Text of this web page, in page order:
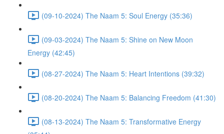
(09-10-2024) The Naam 5: Soul Energy (35:36)
(09-03-2024) The Naam 5: Shine on New Moon
Energy (42:45)
(08-27-2024) The Naam 5: Heart Intentions (39:32)
(08-20-2024) The Naam 5: Balancing Freedom (41:30)
(08-13-2024) The Naam 5: Transformative Energy